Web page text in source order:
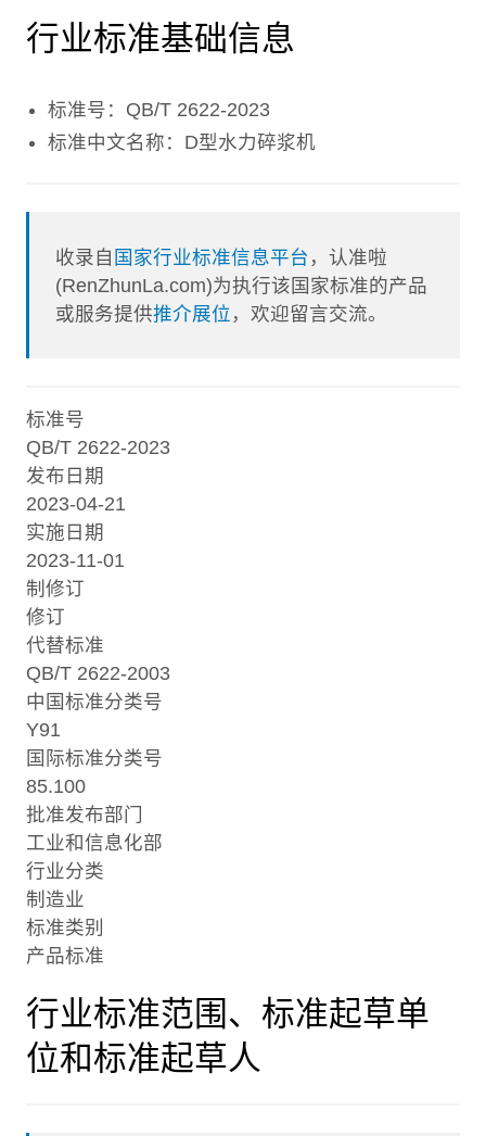
行业标准基础信息
标准号：QB/T 2622-2023
标准中文名称：D型水力碎浆机
收录自 国家行业标准信息平台 ，认准啦
(RenZhunLa.com)为执行该国家标准的产品
或服务提供推介展位 ，欢迎留言交流。
标准号
QB/T 2622-2023
发布日期
2023-04-21
实施日期
2023-11-01
制修订
修订
代替标准
QB/T 2622-2003
中国标准分类号
Y91
国际标准分类号
85.100
批准发布部门
工业和信息化部
行业分类
制造业
标准类别
产品标准
行业标准范围、标准起草单
位和标准起草人